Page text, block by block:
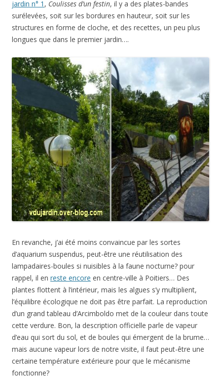
jardin n° 1 , Coulisses d’un festin, il y a des plates-bandes
surélevées, soit sur les bordures en hauteur, soit sur les
structures en forme de cloche, et des recettes, un peu plus
longues que dans le premier jardin….
En revanche, j’ai été moins convaincue par les sortes
d’aquarium suspendus, peut-être une réutilisation des
lampadaires-boules si nuisibles à la faune nocturne? pour
rappel, il en reste encore en centre-ville à Poitiers… Des
plantes flottent à l’intérieur, mais les algues s’y multiplient,
l’équilibre écologique ne doit pas être parfait. La reproduction
d’un grand tableau d’Arcimboldo met de la couleur dans toute
cette verdure. Bon, la description officielle parle de vapeur
d’eau qui sort du sol, et de boules qui émergent de la brume…
mais aucune vapeur lors de notre visite, il faut peut-être une
certaine température extérieure pour que le mécanisme
fonctionne?